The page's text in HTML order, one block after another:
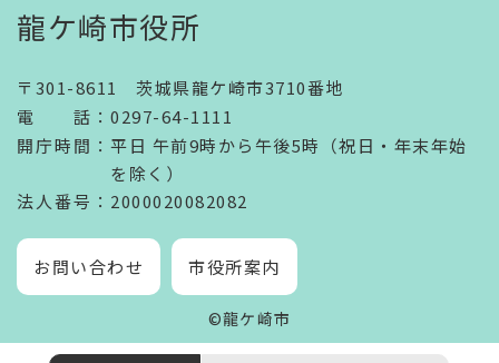
龍ケ崎市役所
〒301-8611 茨城県龍ケ崎市3710番地
電話 ： 0297-64-1111
開庁時間 ： 平日 午前9時から午後5時（祝日・年末年始
を除く）
法人番号 ：2000020082082
お問い合わせ 市役所案内
©龍ケ崎市